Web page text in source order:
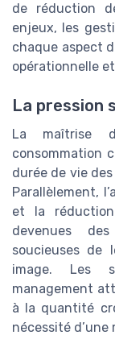
de réduction
enjeux, les
chaque aspect
opérationnelle
La pression
La maîtrise
consommation
durée de vie
Parallèlement,
et la
devenues
soucieuses de
image. Les
management
à la quantité
nécessité